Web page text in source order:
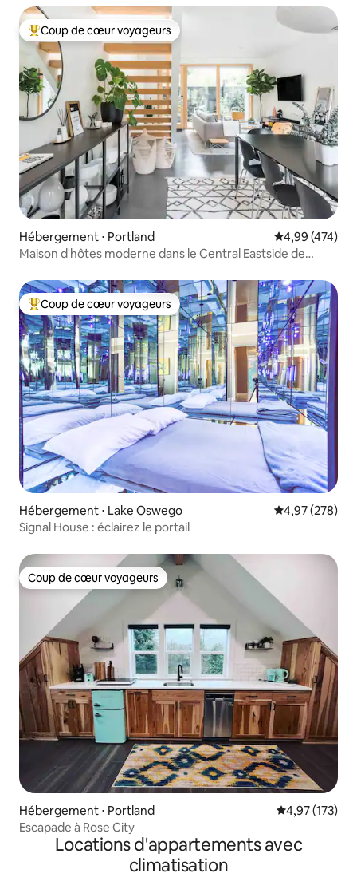
Coups de cœur voyageurs les plus appréciés
Coup de cœur voyageurs
Hébergement ⋅ Portland Évaluation
4,99 (474)
Maison d'hôtes moderne dans le Central Eastside de
Coups de cœur voyageurs les plus appréciés
Coup de cœur voyageurs
Hébergement ⋅ Lake Oswego Évaluation
4,97 (278)
Signal House : éclairez le portail
Coup de cœur voyageurs
Coup de cœur voyageurs
Hébergement ⋅ Portland Évaluation
4,97 (173)
Escapade à Rose City
Locations d'appartements avec
climatisation